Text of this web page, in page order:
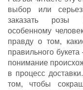
выбор или
заказать розы
особенному
правду о том,
правильного
понимание
в процесс
том, чтобы